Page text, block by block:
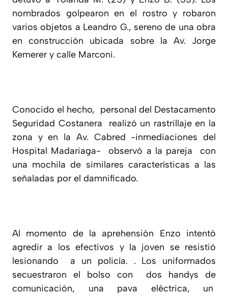
nombrados golpearon en el rostro y robaron
varios objetos a Leandro G., sereno de una obra
en construcción ubicada sobre la Av. Jorge
Kemerer y calle Marconi.
Conocido el hecho, personal del Destacamento
Seguridad Costanera realizó un rastrillaje en la
zona y en la Av. Cabred -inmediaciones del
Hospital Madariaga- observó a la pareja con
una mochila de similares características a las
señaladas por el damnificado.
Al momento de la aprehensión Enzo intentó
agredir a los efectivos y la joven se resistió
lesionando a un policía. . Los uniformados
secuestraron el bolso con dos handys de
comunicación, una pava eléctrica, un